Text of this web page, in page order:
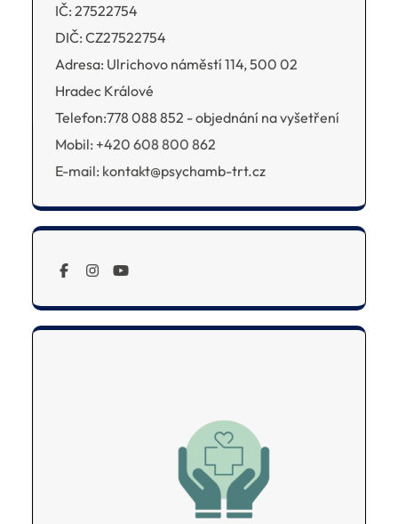
IČ: 27522754
DIČ: CZ27522754
Adresa: Ulrichovo náměstí 114, 500 02
Hradec Králové
Telefon:778 088 852 - objednání na vyšetření
Mobil: +420 608 800 862
E-mail: kontakt@psychamb-trt.cz